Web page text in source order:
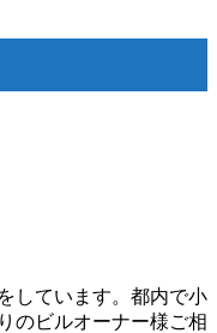
しています。都内で小
のビルオーナー様ご相